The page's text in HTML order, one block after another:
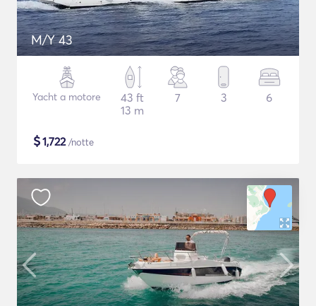
M/Y 43
Yacht a motore
43 ft
13 m
7 3 6
$1,722/notte